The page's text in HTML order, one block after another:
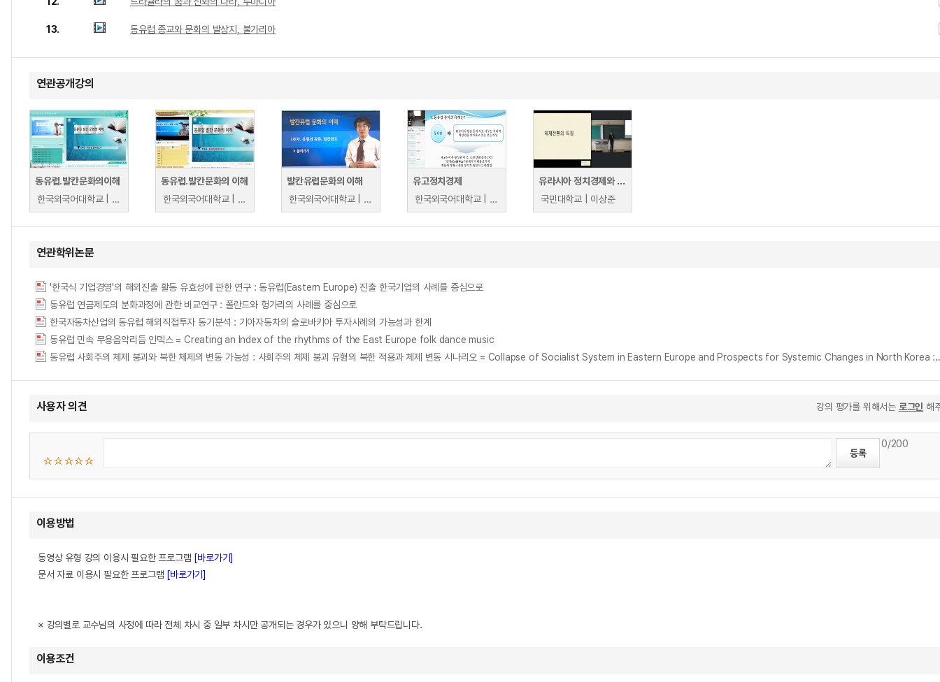
13. 동유럽 종교와 문화의 발상지, 불가리아
연관공개강의
동유럽.발칸문화의이해
한국외국어대학교 | 김철민
동유럽.발칸문화의 이해
한국외국어대학교 | 김철민
발칸유럽문화의 이해
한국외국어대학교 | 김철민
유고정치경제
한국외국어대학교 | 김철민
유라시아 정치경제와 개발 협력
국민대학교 | 이상준
연관학위논문
'한국식 기업경영'의 해외진출 활동 유효성에 관한 연구 : 동유럽(Eastern Europe) 진출 한국기업의 사례를 중심으로
동유럽 연금제도의 분화과정에 관한 비교연구 : 폴란드와 헝가리의 사례를 중심으로
한국자동차산업의 동유럽 해외직접투자 동기분석 : 기아자동차의 슬로바키아 투자사례의 가능성과 한계
동유럽 민속 무용음악리듬 인덱스 = Creating an Index of the rhythms of the East Europe folk dance music
동유럽 사회주의 체제 붕괴와 북한 체제의 변동 가능성 : 사회주의 체제 붕괴 유형의 북한 적용과 체제 변동 시나리오 = Collapse of
사용자 의견 강의 평가를 위해서는 로그인 해
0/200
이용방법
동영상 유형 강의 이용시 필요한 프로그램 [바로가기]
문서 자료 이용시 필요한 프로그램 [바로가기]
※ 강의별로 교수님의 사정에 따라 전체 차시 중 일부 차시만 공개되는 경우가 있으니 양해 부탁드립니다.
이용조건